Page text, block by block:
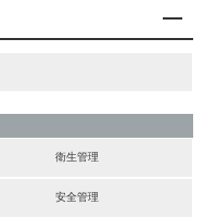
衛生管理
安全管理